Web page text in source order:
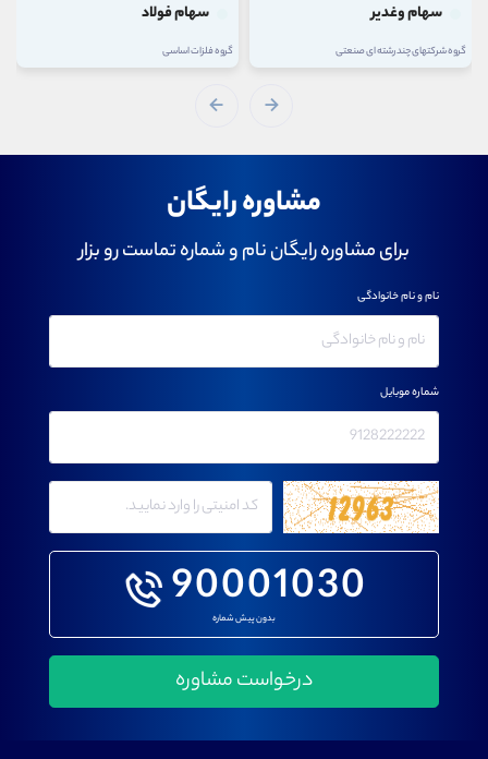
سهام وغدیر
گروه شرکتهای چند رشته ای صنعتی
سهام فولاد
گروه فلزات اساسی
مشاوره رایگان
برای مشاوره رایگان نام و شماره تماست رو بزار
90001030
بدون پیش شماره
نام و نام خانوادگی
شماره موبایل